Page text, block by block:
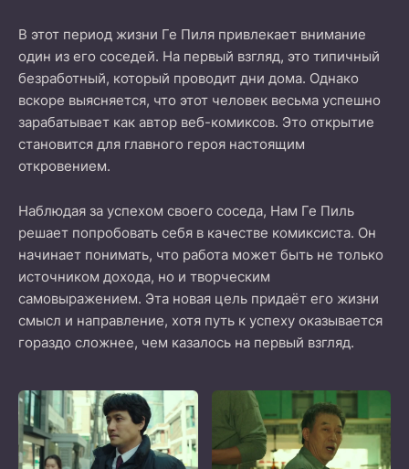
В этот период жизни Ге Пиля привлекает внимание
один из его соседей. На первый взгляд, это типичный
безработный, который проводит дни дома. Однако
вскоре выясняется, что этот человек весьма успешно
зарабатывает как автор веб-комиксов. Это открытие
становится для главного героя настоящим
откровением.
Наблюдая за успехом своего соседа, Нам Ге Пиль
решает попробовать себя в качестве комиксиста. Он
начинает понимать, что работа может быть не только
источником дохода, но и творческим
самовыражением. Эта новая цель придаёт его жизни
смысл и направление, хотя путь к успеху оказывается
гораздо сложнее, чем казалось на первый взгляд.